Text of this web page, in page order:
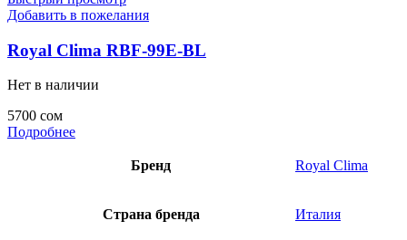
Добавить в пожелания
Royal Clima RBF-99E-BL
Нет в наличии
5700 сом
Подробнее
Бренд Royal Clima
Страна бренда Италия